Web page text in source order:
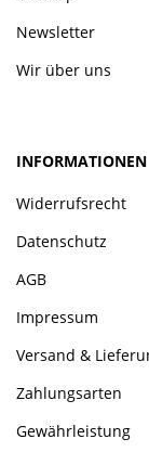
Newsletter
Wir über uns
INFORMATIONEN
Widerrufsrecht
Datenschutz
AGB
Impressum
Versand &
Zahlungsarten
Gewährleistung